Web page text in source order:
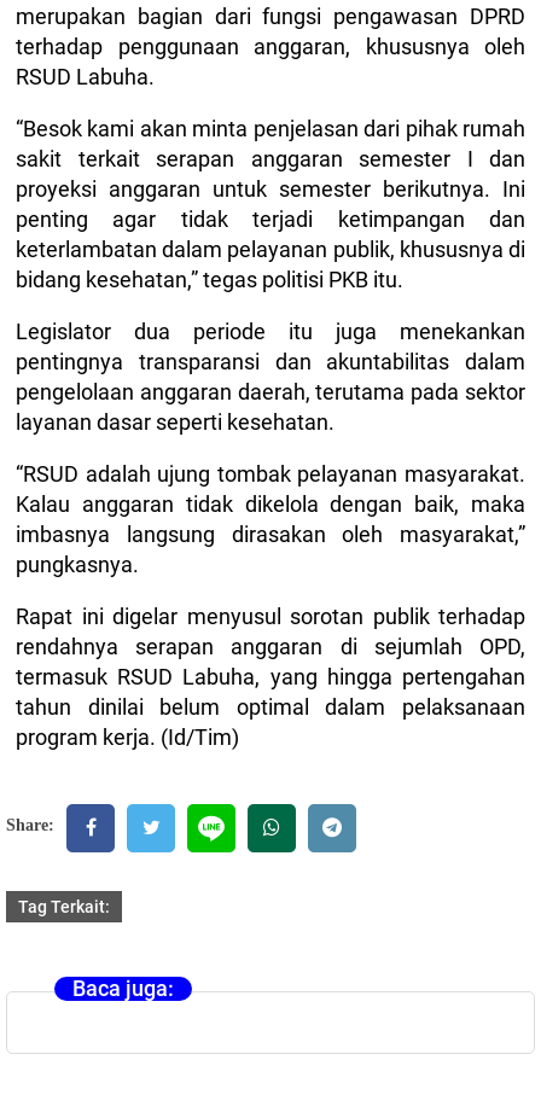
merupakan bagian dari fungsi pengawasan DPRD
terhadap penggunaan anggaran, khususnya oleh
RSUD Labuha.
“Besok kami akan minta penjelasan dari pihak rumah
sakit terkait serapan anggaran semester I dan
proyeksi anggaran untuk semester berikutnya. Ini
penting agar tidak terjadi ketimpangan dan
keterlambatan dalam pelayanan publik, khususnya di
bidang kesehatan,” tegas politisi PKB itu.
Legislator dua periode itu juga menekankan
pentingnya transparansi dan akuntabilitas dalam
pengelolaan anggaran daerah, terutama pada sektor
layanan dasar seperti kesehatan.
“RSUD adalah ujung tombak pelayanan masyarakat.
Kalau anggaran tidak dikelola dengan baik, maka
imbasnya langsung dirasakan oleh masyarakat,”
pungkasnya.
Rapat ini digelar menyusul sorotan publik terhadap
rendahnya serapan anggaran di sejumlah OPD,
termasuk RSUD Labuha, yang hingga pertengahan
tahun dinilai belum optimal dalam pelaksanaan
program kerja. (Id/Tim)
Share:
Tag Terkait:
Baca juga: